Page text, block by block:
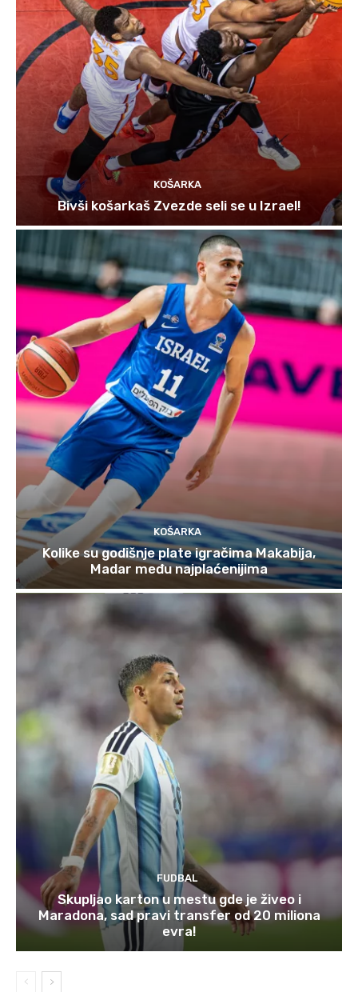
KOŠARKA
Bivši košarkaš Zvezde seli se u Izrael!
KOŠARKA
Kolike su godišnje plate igračima Makabija,
Madar među najplaćenijima
FUDBAL
Skupljao karton u mestu gde je živeo i
Maradona, sad pravi transfer od 20 miliona
evra!